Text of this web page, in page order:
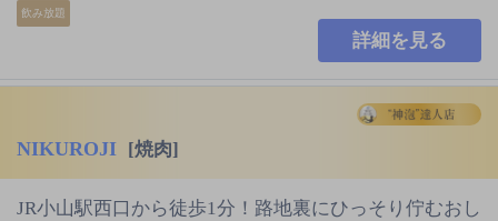
飲み放題
詳細を見る
NIKUROJI [焼肉]
JR小山駅西口から徒歩1分！路地裏にひっそり佇むおし